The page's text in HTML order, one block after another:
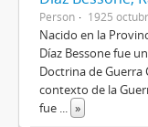
Person 1925
Nacido en la
Díaz Bessone fue
Doctrina de
contexto de la
fue ... »